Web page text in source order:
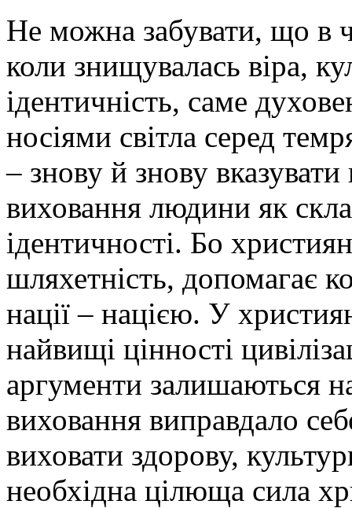
Не можна забувати, що в
коли знищувалась віра,
ідентичність, саме
носіями світла серед
– знову й знову
виховання людини як
ідентичності. Бо
шляхетність, допомагає
нації – нацією. У
найвищі цінності
аргументи залишаються
виховання виправдало
виховати здорову,
необхідна цілюща сила